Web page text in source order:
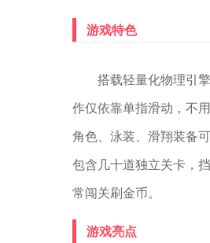
游戏特色
搭载轻量化物理引
作仅依靠单指滑动，不
角色、泳装、滑翔装备
包含几十道独立关卡，
常闯关刷金币。
游戏亮点